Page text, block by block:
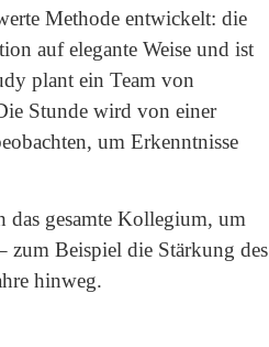
Methode entwickelt: die
auf elegante Weise und ist
plant ein Team von
Stunde wird von einer
um Erkenntnisse
das gesamte Kollegium, um
zum Beispiel die Stärkung des
hinweg.